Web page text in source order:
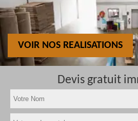
VOIR NOS REALISATIONS
Devis gratuit